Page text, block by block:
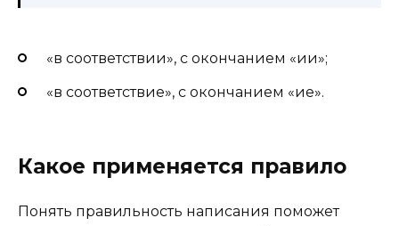
«в соответствии», с окончанием «ии»;
«в соответствие», с окончанием «ие».
Какое применяется правило
Понять правильность написания поможет